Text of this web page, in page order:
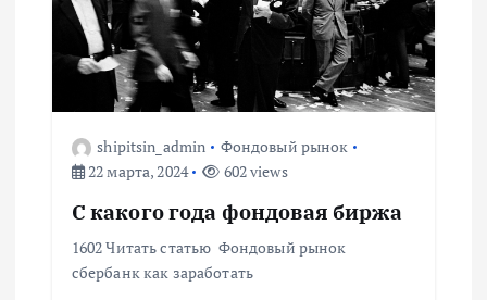
shipitsin_admin
Фондовый рынок
22 марта, 2024
602 views
С какого года фондовая биржа
1602 Читать статью Фондовый рынок
сбербанк как заработать